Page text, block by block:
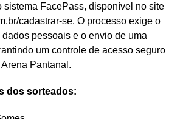
sistema FacePass, disponível no site
cadastrar-se. O processo exige o
pessoais e o envio de uma
um controle de acesso seguro
Pantanal.
dos sorteados: